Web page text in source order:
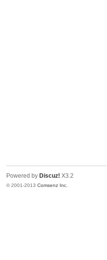
Powered by Discuz! X3.2
© 2001-2013Comsenz Inc.